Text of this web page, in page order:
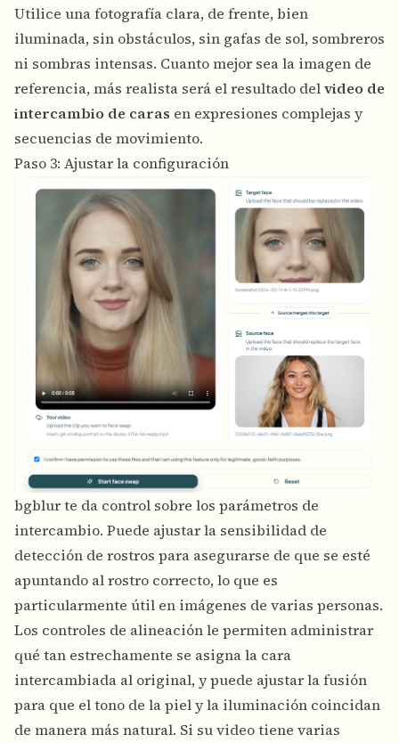
Utilice una fotografía clara, de frente, bien
iluminada, sin obstáculos, sin gafas de sol, sombreros
ni sombras intensas. Cuanto mejor sea la imagen de
referencia, más realista será el resultado delvideo de
intercambio de caras en expresiones complejas y
secuencias de movimiento.
Paso 3: Ajustar la configuración
bgblur te da control sobre los parámetros de
intercambio. Puede ajustar la sensibilidad de
detección de rostros para asegurarse de que se esté
apuntando al rostro correcto, lo que es
particularmente útil en imágenes de varias personas.
Los controles de alineación le permiten administrar
qué tan estrechamente se asigna la cara
intercambiada al original, y puede ajustar la fusión
para que el tono de la piel y la iluminación coincidan
de manera más natural. Si su video tiene varias